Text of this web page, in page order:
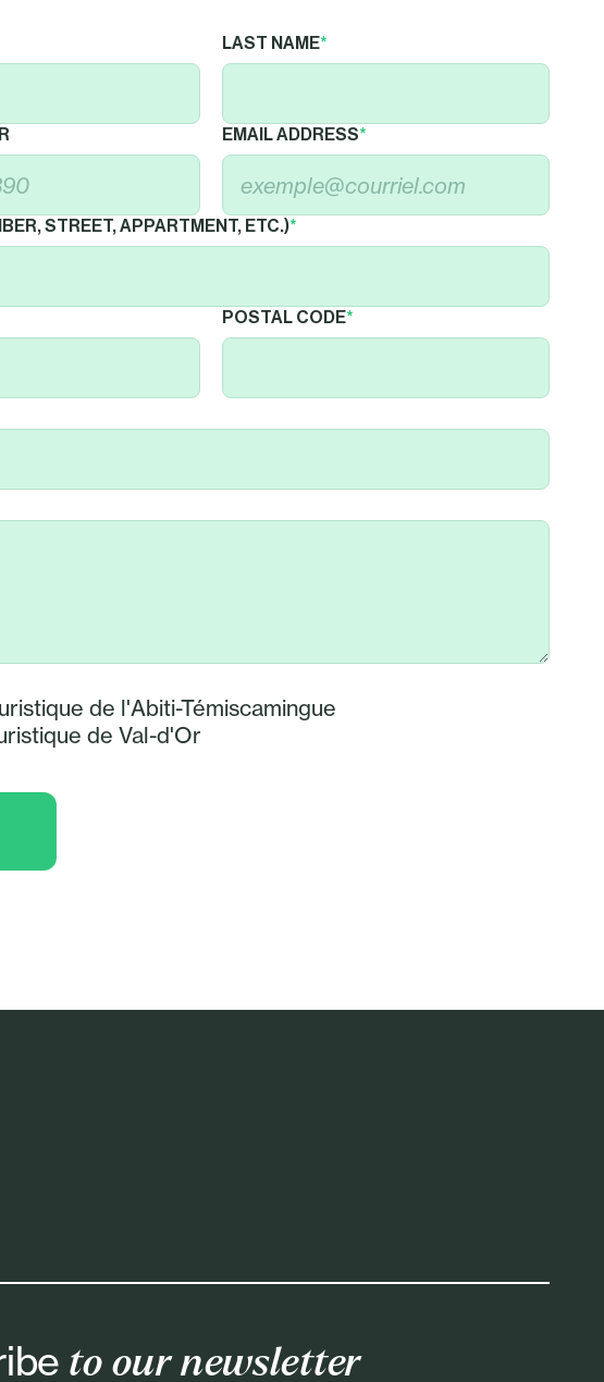
LAST NAME*
EMAIL ADDRESS*
STREET, APPARTMENT, ETC.)*
POSTAL CODE*
de l'Abiti-Témiscamingue
de Val-d'Or
to our newsletter